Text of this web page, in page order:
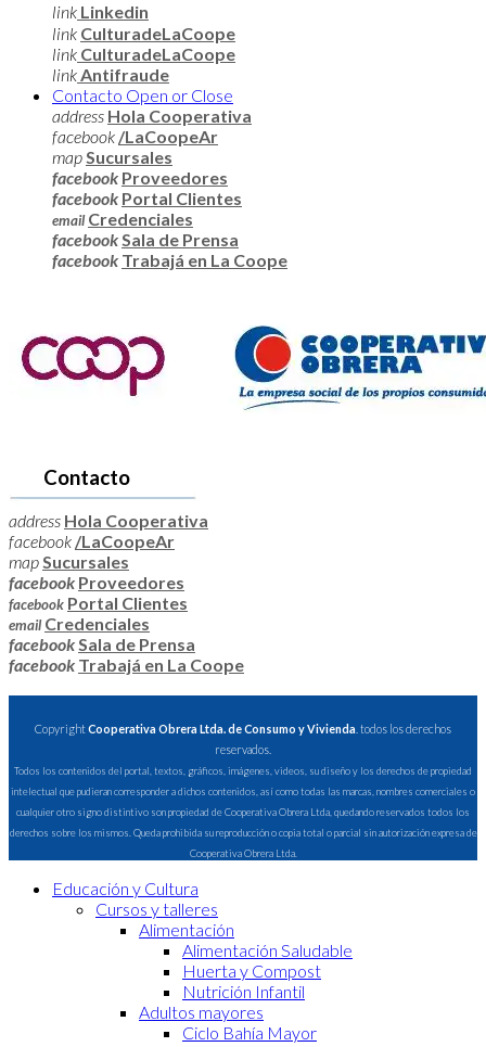
link Linkedin
link CulturadeLaCoope
link CulturadeLaCoope
linkAntifraude
Contacto Open or Close
address Hola Cooperativa
facebook /LaCoopeAr
mapSucursales
facebook Proveedores
facebook Portal Clientes
email Credenciales
facebookSala de Prensa
facebook Trabajá en La Coope
Contacto
address Hola Cooperativa
facebook /LaCoopeAr
mapSucursales
facebook Proveedores
facebook Portal Clientes
email Credenciales
facebookSala de Prensa
facebook Trabajá en La Coope
CopyrightCooperativa Obrera Ltda. de Consumo y Vivienda . todos los derechos
reservados.
Todos los contenidos del portal, textos, gráficos, imágenes, videos, su diseño y los derechos de propiedad
intelectual que pudieran corresponder a dichos contenidos, así como todas las marcas, nombres comerciales o
cualquier otro signo distintivo son propiedad de Cooperativa Obrera Ltda, quedando reservados todos los
derechos sobre los mismos. Queda prohibida su reproducción o copia total o parcial sin autorización expresa de
Cooperativa Obrera Ltda.
Educación y Cultura
Cursos y talleres
Alimentación
Alimentación Saludable
Huerta y Compost
Nutrición Infantil
Adultos mayores
Ciclo Bahía Mayor